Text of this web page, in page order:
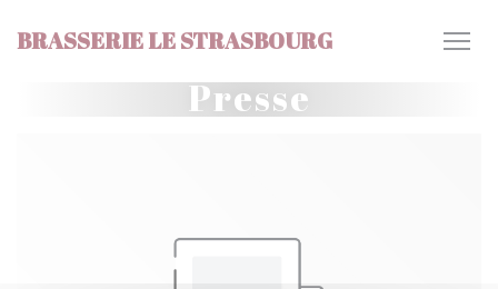
BRASSERIE LE STRASBOURG
Presse